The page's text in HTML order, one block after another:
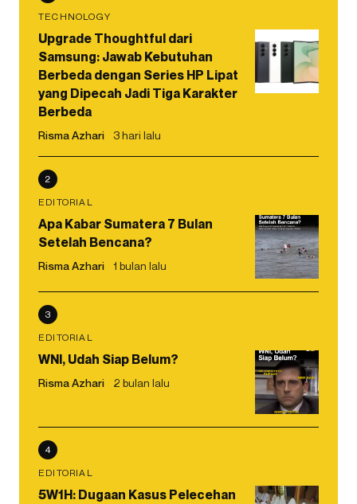
TECHNOLOGY
Upgrade Thoughtful dari
Samsung: Jawab Kebutuhan
Berbeda dengan Series HP Lipat
yang Dipecah Jadi Tiga Karakter
Berbeda
Risma Azhari 3 hari lalu
2
EDITORIAL
Apa Kabar Sumatera 7 Bulan
Setelah Bencana?
Risma Azhari 1 bulan lalu
3
EDITORIAL
WNI, Udah Siap Belum?
Risma Azhari 2 bulan lalu
4
EDITORIAL
5W1H: Dugaan Kasus Pelecehan